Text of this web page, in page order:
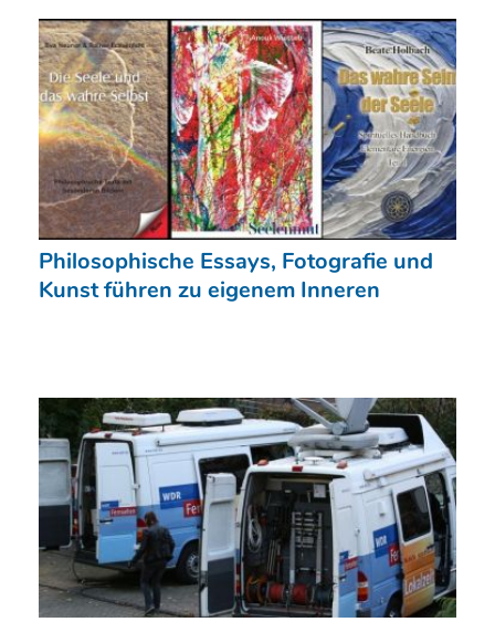
Philosophische Essays, Fotografie und
Kunst führen zu eigenem Inneren